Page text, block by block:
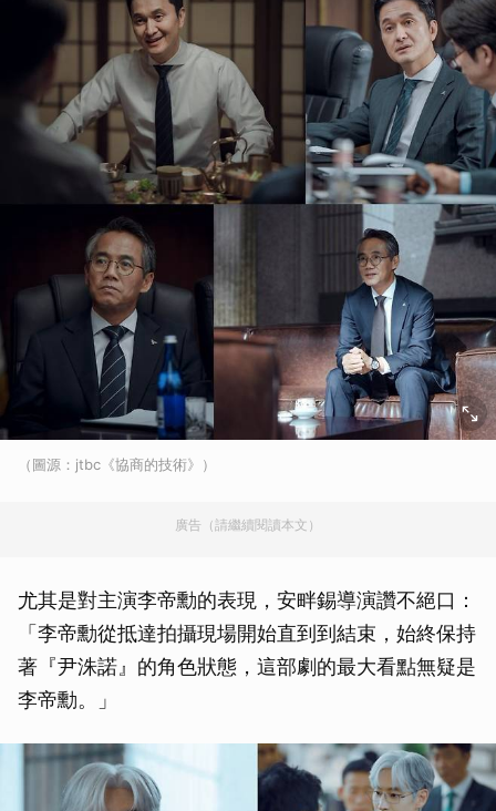
（圖源：jtbc《協商的技術》）
廣告（請繼續閱讀本文）
尤其是對主演李帝勳的表現，安畔錫導演讚不絕口：
「李帝勳從抵達拍攝現場開始直到到結束，始終保持
著『尹洙諾』的角色狀態，這部劇的最大看點無疑是
李帝勳。」